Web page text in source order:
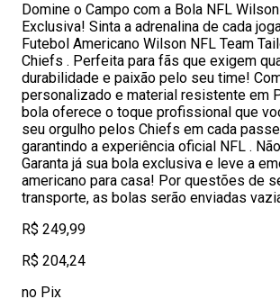
Domine o Campo com a Bola NFL
Exclusiva! Sinta a adrenalina de cada
Futebol Americano Wilson NFL Team
Chiefs . Perfeita para fãs que exigem
durabilidade e paixão pelo seu time!
personalizado e material resistente em
bola oferece o toque profissional que
seu orgulho pelos Chiefs em cada
garantindo a experiência oficial NFL .
Garanta já sua bola exclusiva e leve a
americano para casa! Por questões de
transporte, as bolas serão enviadas
R$ 249,99
R$ 204,24
no Pix